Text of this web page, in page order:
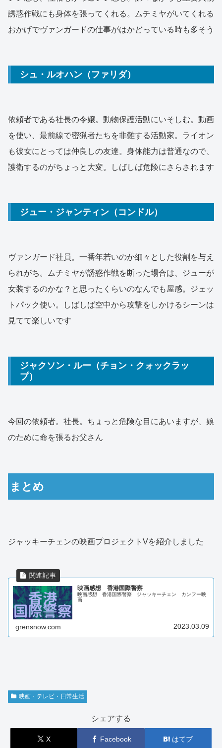
誘惑作戦にも身体を張ってくれる。ムチミヤがいてくれる
おかげでヴァンガードの仕事がはかどっている時も多そう
シュ・ルオハン（ファリダ）
依頼者である社長の令嬢。動物保護活動にいそしむ。動画
を使い、最前線で密猟者たちを非難する活動家。ライオン
も彼女にとっては仲良しの友達。身体能力は普通なので、
護衛するのがちょっと大変。しばしば危険にさらされます
ジュー・ジャンティン（コンドル）
ヴァンガード社員。一番年若いのか細々とした役割を与え
られがち。ムチミヤが誘惑作戦を断った場合は、ジューが
女装するのかな？と思ったくらいのなんでも屋感。ジェッ
トパック使い。しばしば空中から攻撃をしかけるシーンは
見てて楽しいです
ジャクソン・ルー（チョン・クォックラッ
プ）
今回の依頼者。社長。ちょっと危険な目にあいますが、娘
のために命を張るお父さん
まとめ
ジャッキーチェンの映画プロジェクトVを紹介しました
映画感想 香港国際警察
映画感想 香港国際警察 ジャッキーチェン カンフー映
画
grensnow.com 2023.03.09
映画・テレビ・日常生活
シェアする
X Facebook はてブ